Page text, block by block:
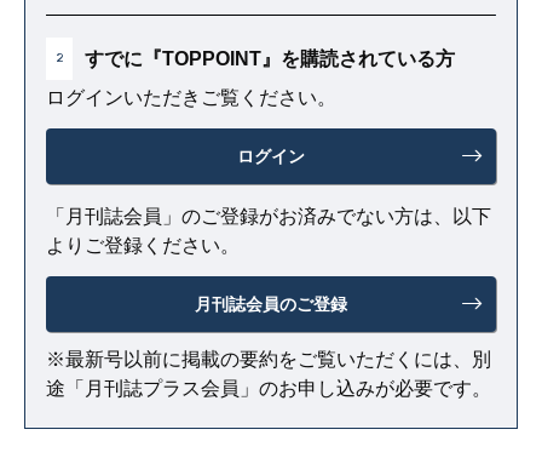
2
すでに『TOPPOINT』を購読されている方
ログインいただきご覧ください。
ログイン
「月刊誌会員」のご登録がお済みでない方は、以下
よりご登録ください。
月刊誌会員のご登録
※最新号以前に掲載の要約をご覧いただくには、別
途「月刊誌プラス会員」のお申し込みが必要です。